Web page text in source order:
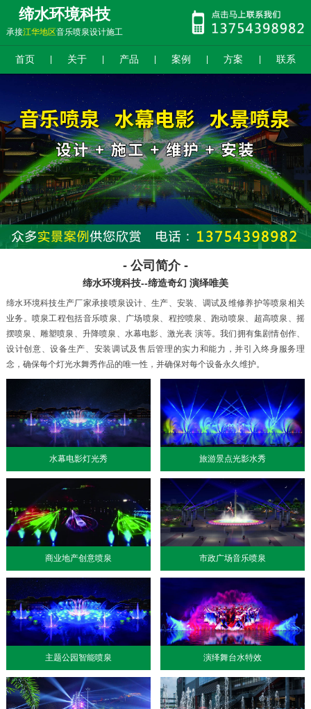
缔水环境科技
承接江华地区音乐喷泉设计施工
首页 关于 产品 案例 方案 联系
- 公司简介 -
缔水环境科技--缔造奇幻 演绎唯美
缔水环境科技生产厂家承接喷泉设计、生产、安装、调试及维修养护等喷泉相关
业务。喷泉工程包括音乐喷泉、广场喷泉、程控喷泉、跑动喷泉、超高喷泉、摇
摆喷泉、雕塑喷泉、升降喷泉、水幕电影、激光表 演等。我们拥有集剧情创作、
设计创意、设备生产、安装调试及售后管理的实力和能力，并引入终身服务理
念，确保每个灯光水舞秀作品的唯一性，并确保对每个设备永久维护。
水幕电影灯光秀 旅游景点光影水秀
商业地产创意喷泉 市政广场音乐喷泉
主题公园智能喷泉 演绎舞台水特效